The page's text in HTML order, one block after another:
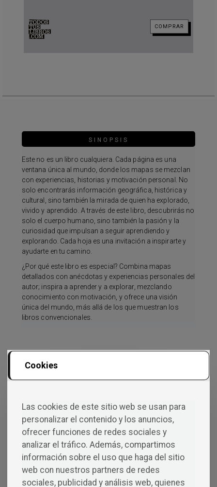
COMPRAR
SINOPSIS
Este no es un libro cualquiera. Cada página es una
ventana única al mundo, donde los mapas se mezclan
con experiencias, historias y motivación personal. No
solo encontrarás información geográfica, histórica y
cultural, sino también la mirada de quien ha explorado,
vivido y aprendido. A través de este libro, descubrirás no
solo el cuerpo humano, sino también la pasión y la
curiosidad que impulsan a seguir aprendiendo y
explorando. Cada hoja es una invitación a inspirarte y
ayudarte en tu camino.
¿Por qué este libro es especial? Combina mapas
detallados con anécdotas y experiencias personales del
autor; inspira a aprender y a explorar, mezclando
conocimiento con motivación, y ofrece una visión
única del mundo, más allá de los que muestran los
libros convencionales.
Co
Men
Tarios
Cookies
Las cookies de este sitio web se usan para
personalizar el contenido y los anuncios,
ofrecer funciones de redes sociales y
analizar el tráfico. Además, compartimos
información sobre el uso que haga del sitio
web con nuestros partners de redes
sociales, publicidad y análisis web, quienes